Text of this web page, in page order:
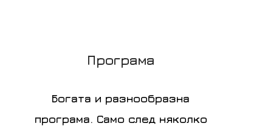
Програма
Богата и разнообразна
програма. Само след няколко